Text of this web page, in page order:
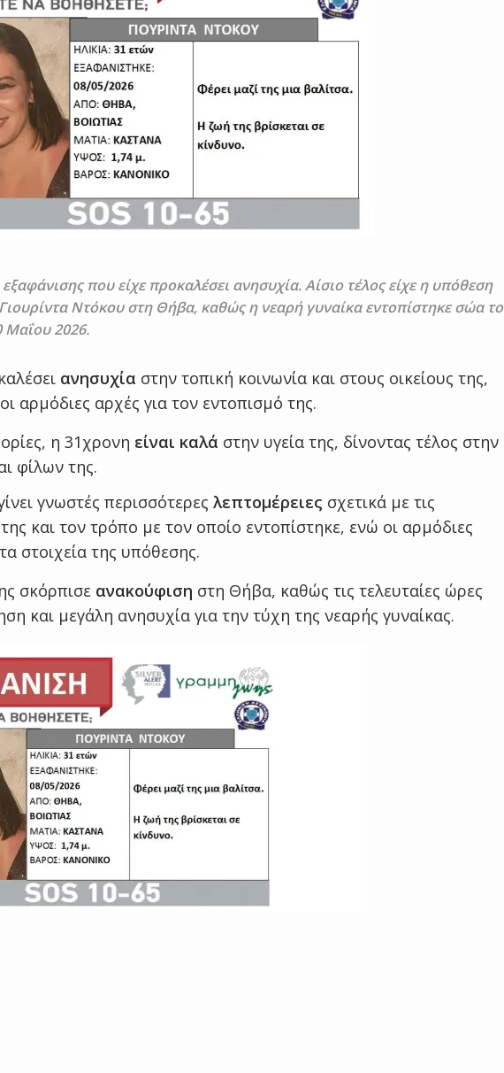
που είχε προκαλέσει ανησυχία. Αίσιο τέλος είχε η υπόθεση
Ντόκου στη Θήβα, καθώς η νεαρή γυναίκα εντοπίστηκε σώα το
Μαΐου 2026.
ανησυχία στην τοπική κοινωνία και στους οικείους της,
οι αρμόδιες αρχές για τον εντοπισμό της.
η 31χρονη είναι καλά στην υγεία της, δίνοντας τέλος στην
φίλων της.
γνωστές περισσότερες λεπτομέρειες σχετικά με τις
και τον τρόπο με τον οποίο εντοπίστηκε, ενώ οι αρμόδιες
στοιχεία της υπόθεσης.
σκόρπισε ανακούφιση στη Θήβα, καθώς τις τελευταίες ώρες
και μεγάλη ανησυχία για την τύχη της νεαρής γυναίκας.